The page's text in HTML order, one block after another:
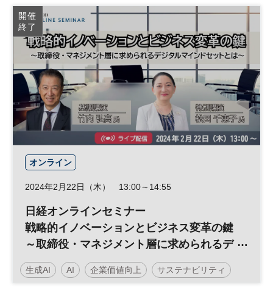
フィンテック ESG スタートアップ
キャッシュレス SUMシリーズ
開催
終了
オンライン
2024年2月22日（木） 13:00～14:55
日経オンラインセミナー
戦略的イノベーションとビジネス変革の鍵
～取締役・マネジメント層に求められるデ
ジタルマインドセットとは～
生成AI AI 企業価値向上 サステナビリティ